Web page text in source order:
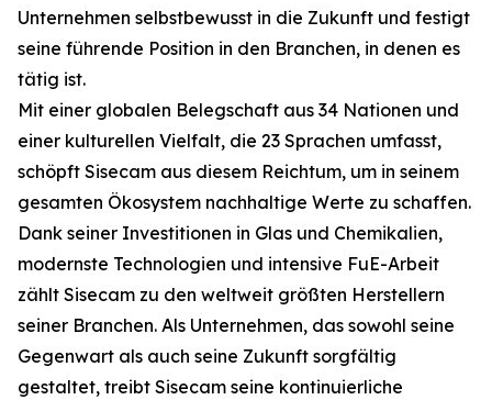
Unternehmen selbstbewusst in die Zukunft und festigt
seine führende Position in den Branchen, in denen es
tätig ist.
Mit einer globalen Belegschaft aus 34 Nationen und
einer kulturellen Vielfalt, die 23 Sprachen umfasst,
schöpft Sisecam aus diesem Reichtum, um in seinem
gesamten Ökosystem nachhaltige Werte zu schaffen.
Dank seiner Investitionen in Glas und Chemikalien,
modernste Technologien und intensive FuE-Arbeit
zählt Sisecam zu den weltweit größten Herstellern
seiner Branchen. Als Unternehmen, das sowohl seine
Gegenwart als auch seine Zukunft sorgfältig
gestaltet, treibt Sisecam seine kontinuierliche